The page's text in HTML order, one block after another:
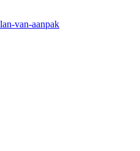
van-aanpak